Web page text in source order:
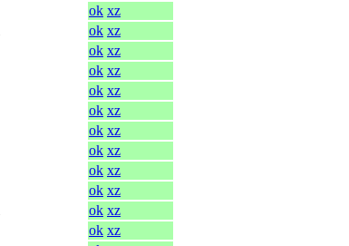
ok xz
ok xz
ok xz
ok xz
ok xz
ok xz
ok xz
ok xz
ok xz
ok xz
ok xz
ok xz